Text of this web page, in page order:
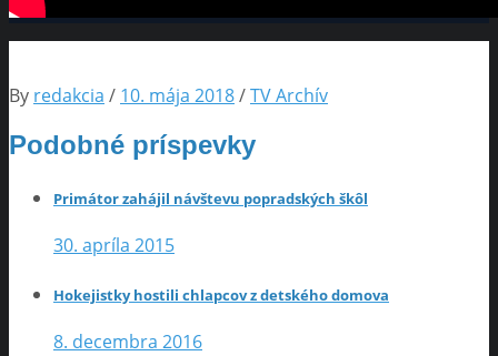
By redakcia / 10. mája 2018/TV Archív
Podobné príspevky
Primátor zahájil návštevu popradských škôl
30. apríla 2015
Hokejistky hostili chlapcov z detského domova
8. decembra 2016